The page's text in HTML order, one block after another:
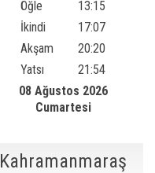
Öğle
13:15
İkindi
17:07
Akşam
20:20
Yatsı
21:54
08 Ağustos 2026
Cumartesi
Kahramanmaraş